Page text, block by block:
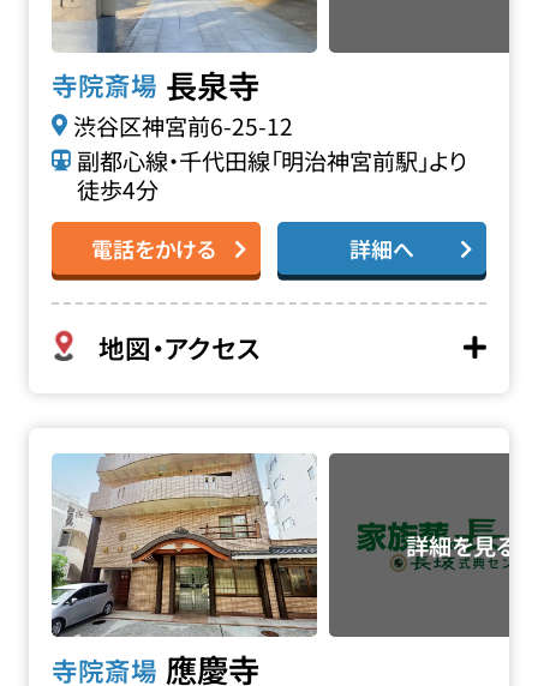
寺院斎場 長泉寺
渋谷区神宮前6-25-12
副都心線・千代田線「明治神宮前駅」より
徒歩4分
電話をかける 詳細へ
地図・アクセス
寺院斎場 應慶寺